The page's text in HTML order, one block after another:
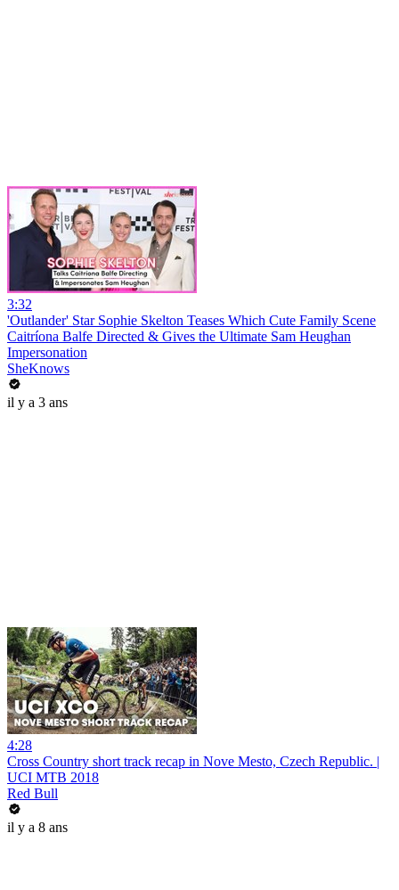
3:32
'Outlander' Star Sophie Skelton Teases Which Cute Family Scene
Caitríona Balfe Directed & Gives the Ultimate Sam Heughan
Impersonation
SheKnows
il y a 3 ans
4:28
Cross Country short track recap in Nove Mesto, Czech Republic. |
UCI MTB 2018
Red Bull
il y a 8 ans